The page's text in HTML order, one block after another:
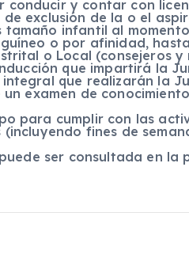
conducir y contar con
exclusión de la o el
infantil al
o por afinidad,
o Local (consejeros
que impartirá la
que realizarán la
examen de
para cumplir con las
fines de
ser consultada en la